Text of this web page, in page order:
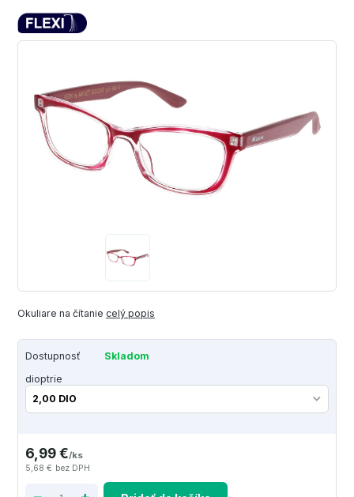
Okuliare na čítanie celý popis
Dostupnosť
Skladom
dioptrie
6,99 €/ks
5,68 € bez DPH